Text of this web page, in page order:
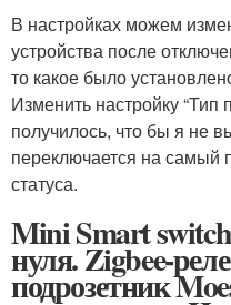
В настройках можем
устройства после
то какое было
Изменить настройку “Тип
получилось, что бы я не
переключается на самый
статуса.
Mini Smart
нуля. Zigbee-
подрозетник